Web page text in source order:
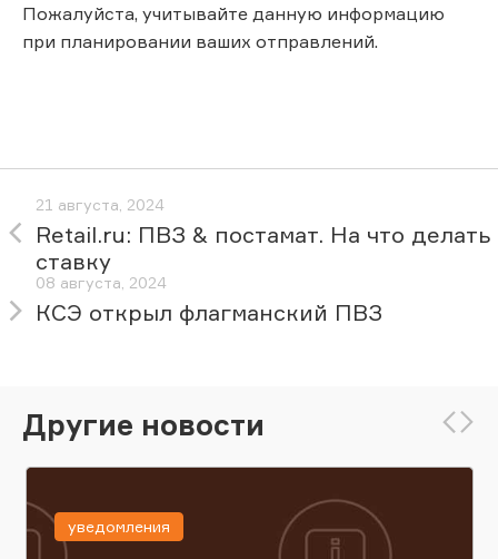
Пожалуйста, учитывайте данную информацию
при планировании ваших отправлений.
21 августа, 2024
Retail.ru: ПВЗ & постамат. На что делать
ставку
08 августа, 2024
КСЭ открыл флагманский ПВЗ
Другие новости
уведомления